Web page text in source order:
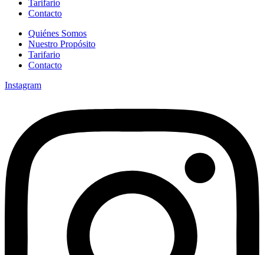
Tarifario
Contacto
Quiénes Somos
Nuestro Propósito
Tarifario
Contacto
Instagram